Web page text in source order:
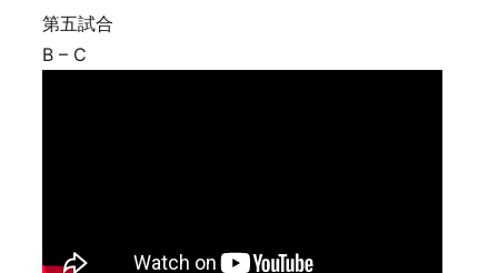
第五試合
B – C